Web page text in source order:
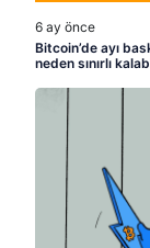
6 ay önce
Bitcoin’de ayı
neden sınırlı